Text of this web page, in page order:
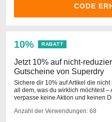
CODE
10% RABATT
Jetzt 10% auf nicht-
Gutscheine von Superdry
Sichere dir 10% auf Artikel die
all dem, was du wirklich möchtest
verpasse keine Aktion und keinen
Anzahl der Verwendungen: 68